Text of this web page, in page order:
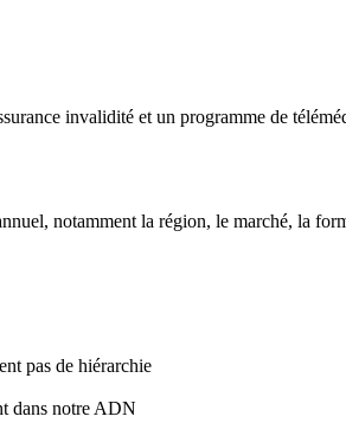
invalidité et un programme de
notamment la région, le marché, la
pas de hiérarchie
dans notre ADN